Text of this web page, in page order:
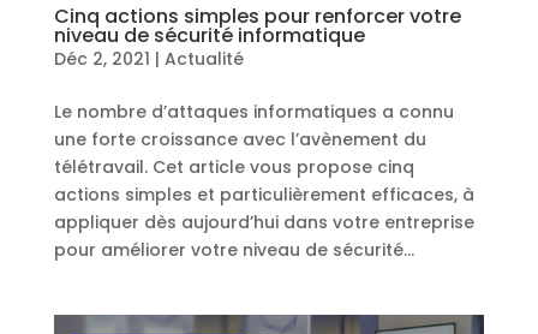
Cinq actions simples pour renforcer votre
niveau de sécurité informatique
Déc 2, 2021 | Actualité
Le nombre d’attaques informatiques a connu
une forte croissance avec l’avènement du
télétravail. Cet article vous propose cinq
actions simples et particulièrement efficaces, à
appliquer dès aujourd’hui dans votre entreprise
pour améliorer votre niveau de sécurité...